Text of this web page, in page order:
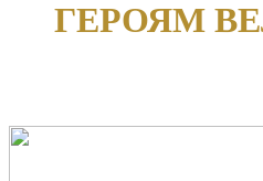
ГЕРОЯМ